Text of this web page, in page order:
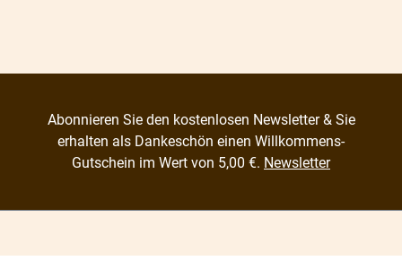
Abonnieren Sie den kostenlosen Newsletter & Sie
erhalten als Dankeschön einen Willkommens-
Gutschein im Wert von 5,00 €. Newsletter